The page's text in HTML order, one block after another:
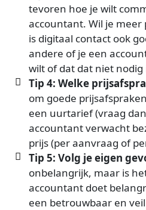
tevoren hoe je wilt
accountant. Wil je
is digitaal contact ook
andere of je een
wilt of dat dat niet nodig
Tip 4: Welke
om goede
een uurtarief (vraag
accountant verwacht
prijs (per aanvraag of
Tip 5: Volg je eigen
onbelangrijk, maar is
accountant doet
een betrouwbaar en